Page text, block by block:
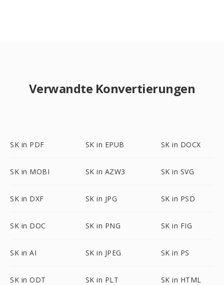
Verwandte Konvertierungen
SK in PDF SK in EPUB SK in DOCX
SK in MOBI SK in AZW3 SK in SVG
SK in DXF SK in JPG SK in PSD
SK in DOC SK in PNG SK in FIG
SK in AI SK in JPEG SK in PS
SK in ODT SK in PLT SK in HTML